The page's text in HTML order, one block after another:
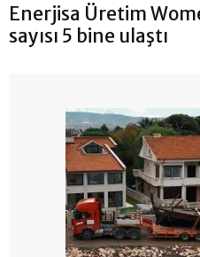
Enerjisa Üretim
sayısı 5 bine ulaştı